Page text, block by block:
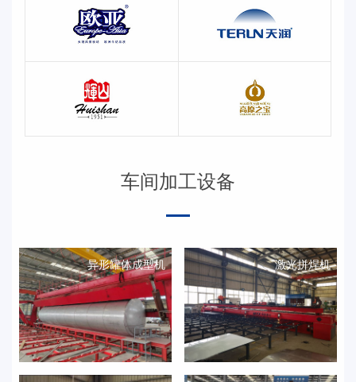
车间加工设备
异形罐体成型机 激光拼焊机